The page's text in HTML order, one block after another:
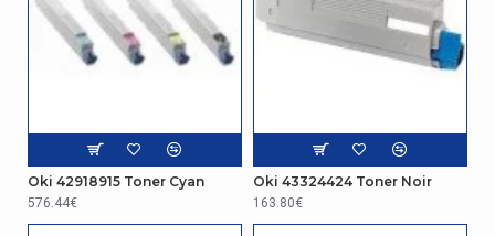
Oki 42918915 Toner Cyan
576.44€
Oki 43324424 Toner Noir
163.80€